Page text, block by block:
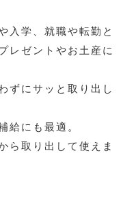
入学、就職や転勤と
レゼントやお土産に
ずにサッと取り出し
給にも最適。
ら取り出して使えま